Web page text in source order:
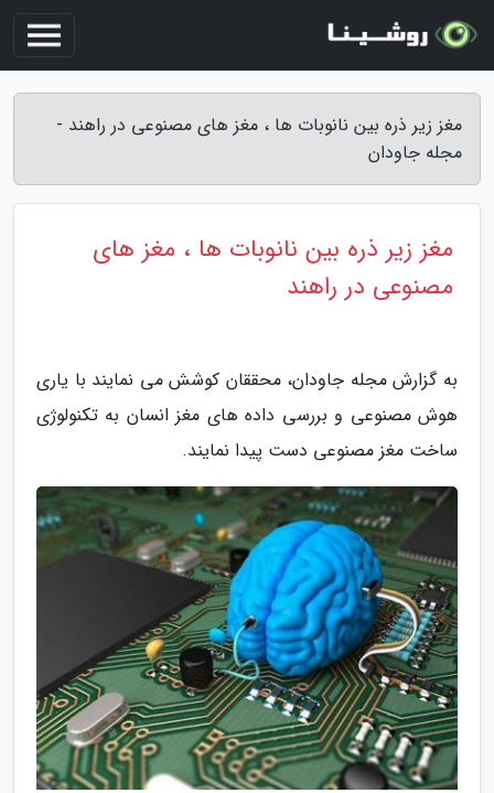
مغز زیر ذره بین نانوبات ها ، مغز های مصنوعی در راهند -
مجله جاودان
مغز زیر ذره بین نانوبات ها ، مغز های
مصنوعی در راهند
به گزارش مجله جاودان، محققان کوشش می نمایند با یاری
هوش مصنوعی و بررسی داده های مغز انسان به تکنولوژی
ساخت مغز مصنوعی دست پیدا نمایند.